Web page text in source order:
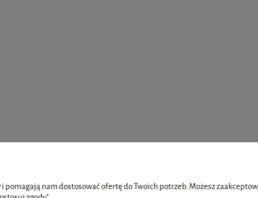
nam dostosować ofertę do Twoich potrzeb. Możesz